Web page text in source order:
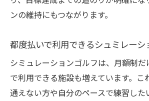
ンの維持にもつながります。
都度払いで利用できるシュミレーシ
シミュレーションゴルフは、月額制
で利用できる施設も増えています。こ
通えない方や自分のペースで練習し